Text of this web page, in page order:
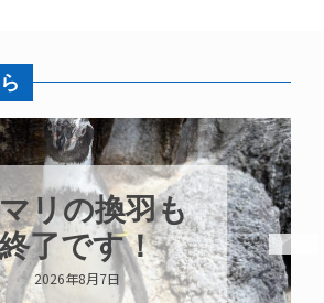
リの換羽も
了です！
2026年8月7日